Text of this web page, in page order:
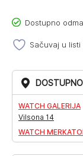
Dostupno
Sačuvaj u listi
WATCH GALERIJA
Vilsona 14
WATCH